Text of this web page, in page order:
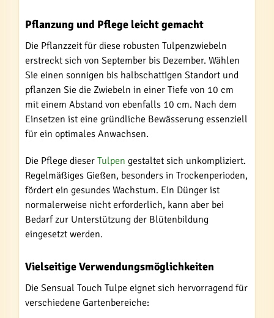
Pflanzung und Pflege leicht gemacht
Die Pflanzzeit für diese robusten Tulpenzwiebeln
erstreckt sich von September bis Dezember. Wählen
Sie einen sonnigen bis halbschattigen Standort und
pflanzen Sie die Zwiebeln in einer Tiefe von 10 cm
mit einem Abstand von ebenfalls 10 cm. Nach dem
Einsetzen ist eine gründliche Bewässerung essenziell
für ein optimales Anwachsen.
Die Pflege dieser Tulpen gestaltet sich unkompliziert.
Regelmäßiges Gießen, besonders in Trockenperioden,
fördert ein gesundes Wachstum. Ein Dünger ist
normalerweise nicht erforderlich, kann aber bei
Bedarf zur Unterstützung der Blütenbildung
eingesetzt werden.
Vielseitige Verwendungsmöglichkeiten
Die Sensual Touch Tulpe eignet sich hervorragend für
verschiedene Gartenbereiche: